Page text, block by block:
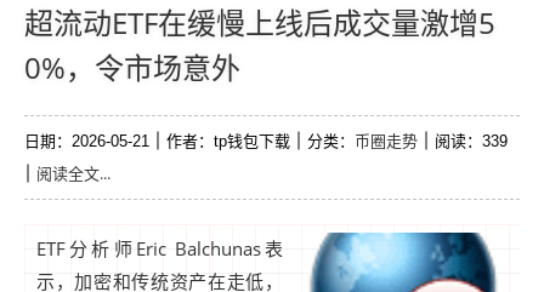
许攻击者铸造了数万亿MAPO
超流动ETF在缓慢上线后成交量激增5
0%，令市场意外
日期：2026-05-21 作者：tp钱包下载 分类： 币圈走势 阅读：339
阅读全文...
ETF分析师Eric Balchunas表
示，加密和传统资产在走低，